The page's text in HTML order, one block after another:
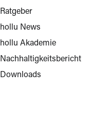
Ratgeber
hollu News
hollu Akademie
Nachhaltigkeitsbericht
Downloads